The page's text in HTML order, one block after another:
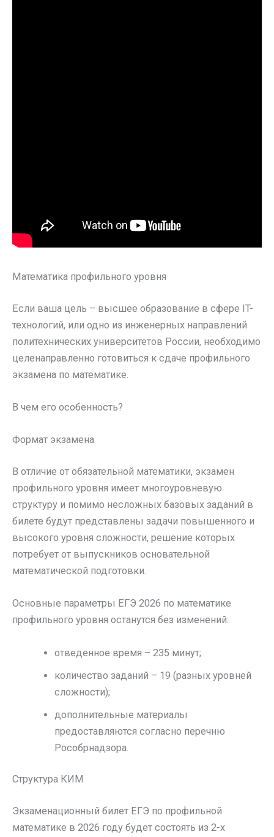
Математика профильного уровня
Если ваша цель – высшее образование в сфере IT-
технологий, или одно из инженерных направлений
политехнических университетов России, необходимо
целенаправленно готовиться к сдаче профильного
экзамена по математике.
В чем его особенность?
Формат экзамена
В отличие от обязательной математики, экзамен
профильного уровня имеет многоуровневую
структуру и помимо несложных базовых заданий в
билете будут представлены задачи повышенного и
высокого уровня сложности, решение которых
потребует от выпускников основательной
математической подготовки.
Основные параметры ЕГЭ 2026 по математике
профильного уровня останутся без изменений:
отведенное время – 235 минут;
количество заданий – 19 (разных уровней
сложности);
дополнительные материалы
предоставляются согласно перечню
Рособрнадзора.
Структура КИМ
Экзаменационный билет ЕГЭ по профильной
математике в 2026 году будет состоять из 2-х